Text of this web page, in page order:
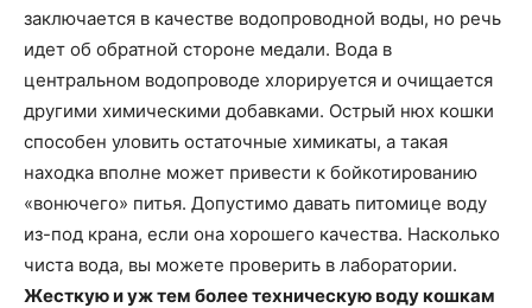
заключается в качестве водопроводной воды, но речь
идет об обратной стороне медали. Вода в
центральном водопроводе хлорируется и очищается
другими химическими добавками. Острый нюх кошки
способен уловить остаточные химикаты, а такая
находка вполне может привести к бойкотированию
«вонючего» питья. Допустимо давать питомице воду
из-под крана, если она хорошего качества. Насколько
чиста вода, вы можете проверить в лаборатории.
Жесткую и уж тем более техническую воду кошкам